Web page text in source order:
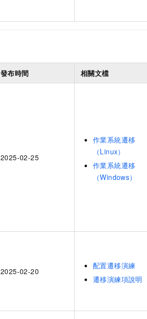
發布時間 相關文檔
2025-02-25
作業系統遷移
（Linux）
作業系統遷移
（Windows）
2025-02-20
配置遷移演練
遷移演練項說明